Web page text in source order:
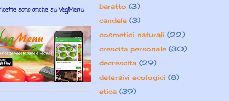
sono anche su VegMenu
baratto (3)
candele (3)
cosmetici naturali (22)
crescita personale (30)
decrescita (29)
detersivi ecologici (8)
etica (39)